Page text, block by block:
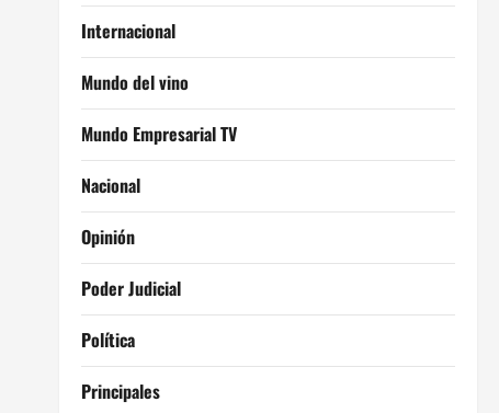
Internacional
Mundo del vino
Mundo Empresarial TV
Nacional
Opinión
Poder Judicial
Política
Principales